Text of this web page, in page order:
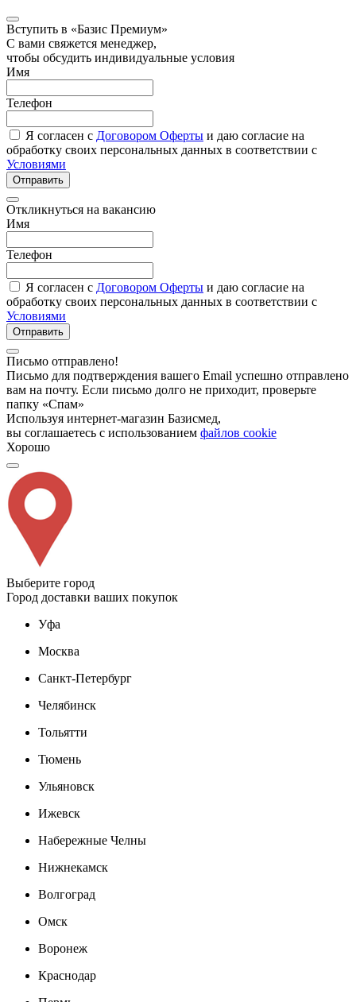
Вступить в «Базис Премиум»
С вами свяжется менеджер,
чтобы обсудить индивидуальные условия
Имя
Телефон
Я согласен с Договором Оферты и даю согласие на
обработку своих персональных данных в соответствии с
Условиями
Отправить
Откликнуться на вакансию
Имя
Телефон
Я согласен с Договором Оферты и даю согласие на
обработку своих персональных данных в соответствии с
Условиями
Отправить
Письмо отправлено!
Письмо для подтверждения вашего Email успешно отправлено
вам на почту. Если письмо долго не приходит, проверьте
папку «Спам»
Используя интернет-магазин Базисмед,
вы соглашаетесь с использованием файлов cookie
Хорошо
Выберите город
Город доставки ваших покупок
Уфа
Москва
Санкт-Петербург
Челябинск
Тольятти
Тюмень
Ульяновск
Ижевск
Набережные Челны
Нижнекамск
Волгоград
Омск
Воронеж
Краснодар